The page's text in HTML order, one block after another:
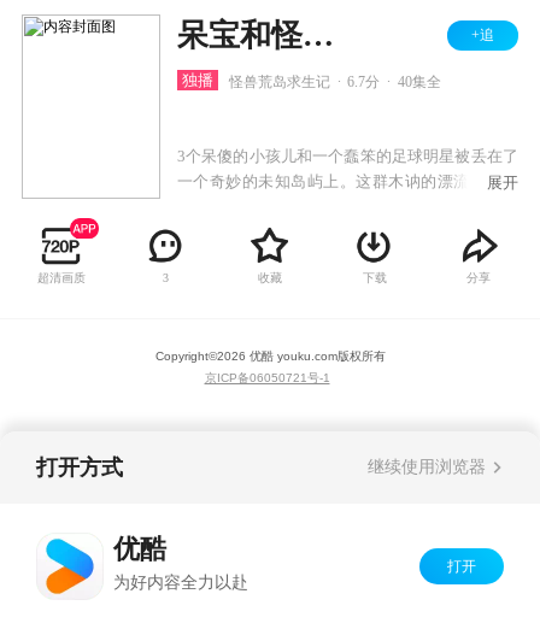
呆宝和怪兽 第1季 +追
独播 怪兽荒岛求生记 6.7分 40集全
3个呆傻的小孩儿和一个蠢笨的足球明星被丢在了
一个奇妙的未知岛屿上。这群木讷的漂流者必须
击。攻击者是一个可怕却很滑稽的怪物部落。而
这些呆宝很幸运，因为这些傻怪物根本没有智
展开
超清画质 3 收藏 下载 分享
Copyright©2026 优酷 youku.com版权所有
京ICP备06050721号-1
打开方式 继续使用浏览器
优酷
为好内容全力以赴
打开